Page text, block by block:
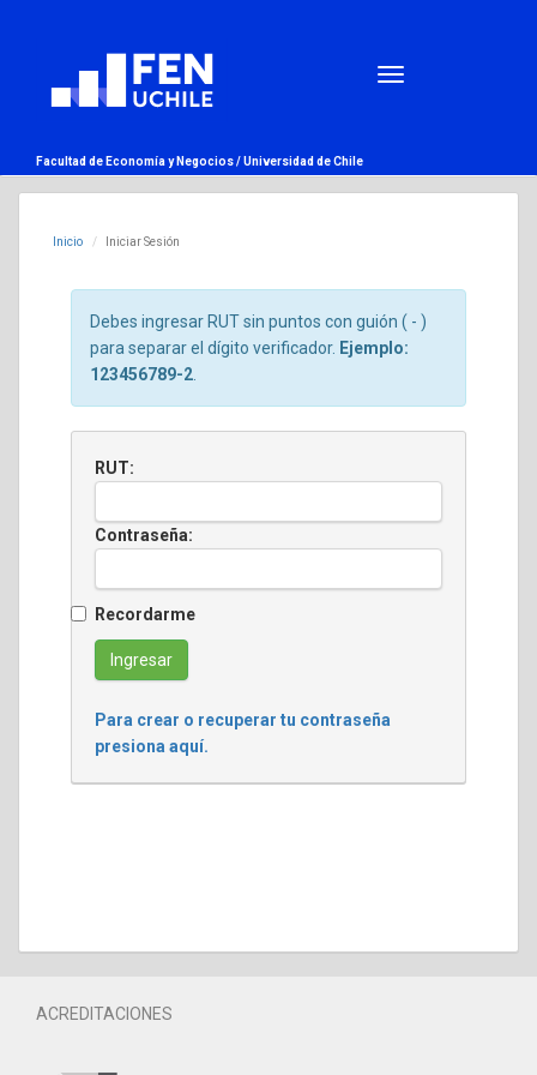
Facultad de Economía y Negocios /Universidad de Chile
Inicio Iniciar Sesión
Debes ingresar RUT sin puntos con guión ( - )
para separar el dígito verificador. Ejemplo:
123456789-2
RUT:
Contraseña:
Recordarme
Para crear o recuperar tu contraseña
presiona aquí.
ACREDITACIONES